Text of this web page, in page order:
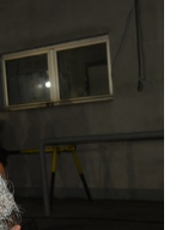
požar na
ga iz